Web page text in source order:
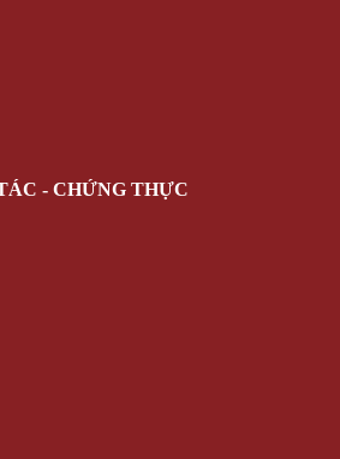
- CHỨNG THỰC